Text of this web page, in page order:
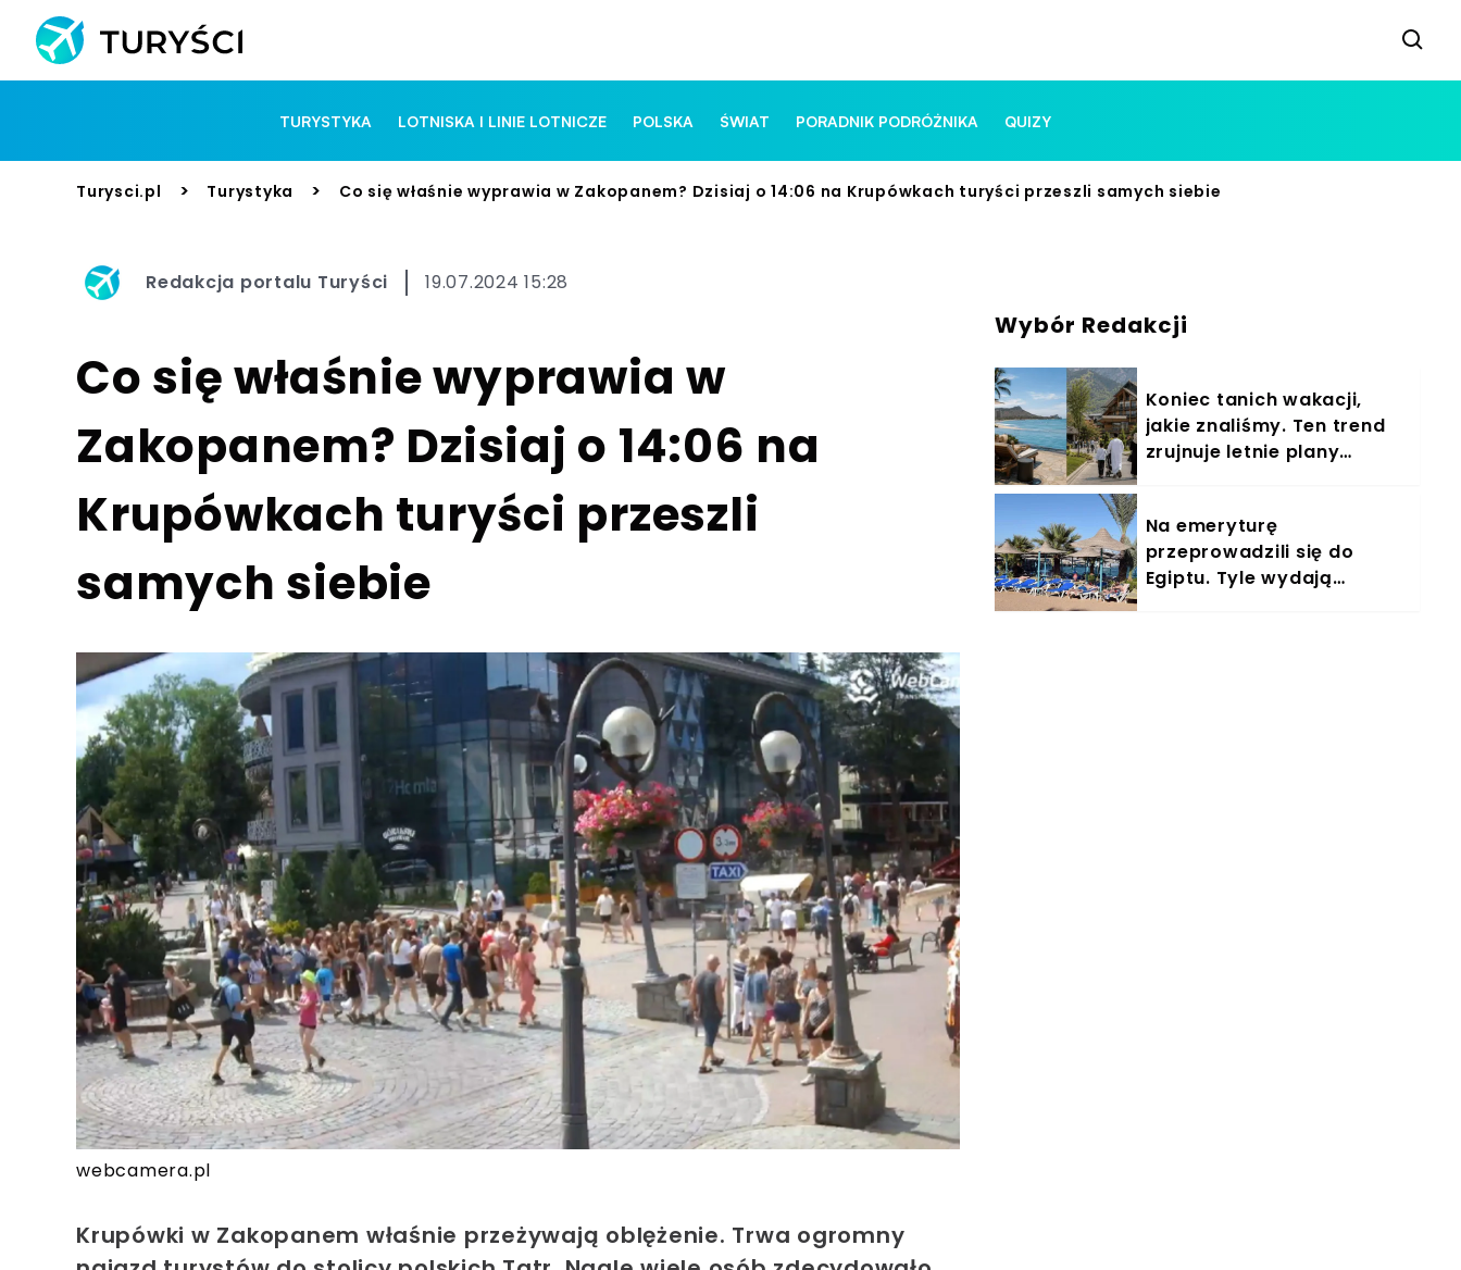
TURYSTYKA LOTNISKA I LINIE LOTNICZE POLSKA ŚWIAT PORADNIK PODRÓŻNIKA QUIZY
Turysci.pl > Turystyka > Co się właśnie wyprawia w Zakopanem? Dzisiaj o 14:06 na Krupówkach turyści przeszli samych siebie
Redakcja portalu Turyści 19.07.2024 15:28
Co się właśnie wyprawia w
Zakopanem? Dzisiaj o 14:06 na
Krupówkach turyści przeszli
samych siebie
webcamera.pl
Krupówki w Zakopanem właśnie przeżywają oblężenie. Trwa ogromny
Wybór Redakcji
Koniec tanich wakacji,
jakie znaliśmy. Ten trend
zrujnuje letnie plany
Na emeryturę
przeprowadzili się do
Egiptu. Tyle wydają